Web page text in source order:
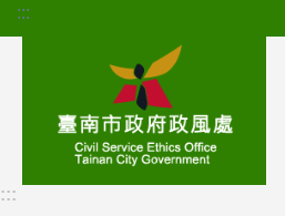
跳到主要內容區塊
:::
:::